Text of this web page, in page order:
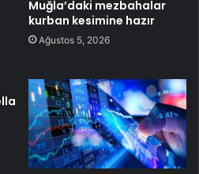
Muğla’daki mezbahalar
kurban kesimine hazır
Ağustos 5, 2026